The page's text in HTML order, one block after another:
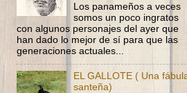
Los panameños a veces
somos un poco ingratos
con algunos personajes del ayer que
han dado lo mejor de sí para que las
generaciones actuales...
EL GALLOTE ( Una
santeña)